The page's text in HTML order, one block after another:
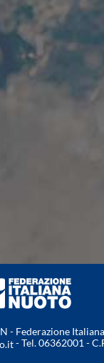
- Federazione
- Tel. 06362001 -